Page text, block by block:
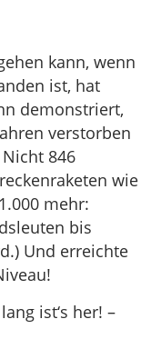
kann, wenn
ist, hat
demonstriert,
verstorben
846
wie
mehr:
bis
Und erreichte
ist‘s her! –